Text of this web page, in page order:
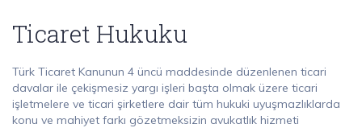
Ticaret Hukuku
Türk Ticaret Kanunun 4 üncü maddesinde düzenlenen ticari
davalar ile çekişmesiz yargı işleri başta olmak üzere ticari
işletmelere ve ticari şirketlere dair tüm hukuki uyuşmazlıklarda
konu ve mahiyet farkı gözetmeksizin avukatlık hizmeti